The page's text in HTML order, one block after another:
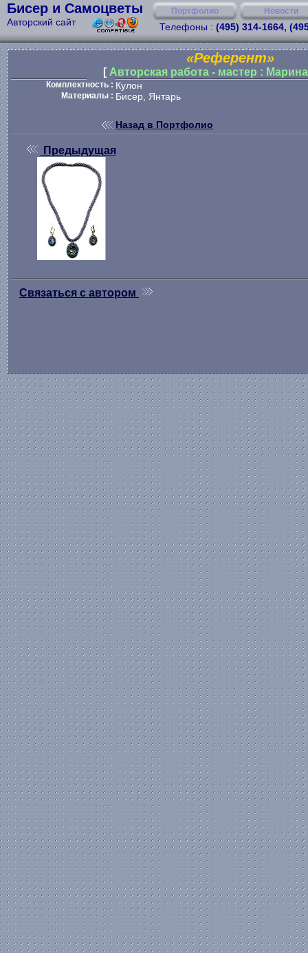
Бисер и Самоцветы
Авторский сайт
Портфолио Новости
Телефоны : (495) 314-1664,
«Референт»
[Авторская работа - мастер :
Комплектность : Кулон
Материалы : Бисер, Янтарь
Назад в Портфолио
Предыдущая
Связаться с автором